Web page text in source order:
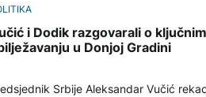
i Dodik razgovarali o
u Donjoj Gradini
Srbije Aleksandar Vučić